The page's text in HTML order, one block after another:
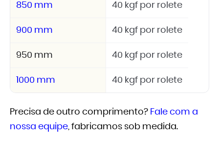
850 mm 40 kgf por rolete
900 mm 40 kgf por rolete
950 mm 40 kgf por rolete
1000 mm 40 kgf por rolete
Precisa de outro comprimento? Fale com a
nossa equipe, fabricamos sob medida.